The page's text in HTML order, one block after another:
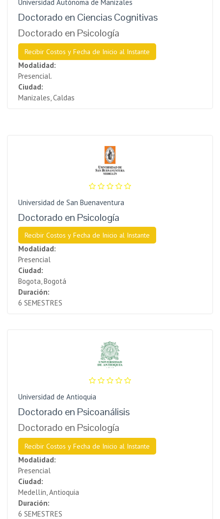
Universidad Autónoma de Manizales
Doctorado en Ciencias Cognitivas
Doctorado en Psicología
Recibir Costos y Fecha de Inicio al Instante
Modalidad:
Presencial.
Ciudad:
Manizales, Caldas
Universidad de San Buenaventura
Doctorado en Psicología
Recibir Costos y Fecha de Inicio al Instante
Modalidad:
Presencial
Ciudad:
Bogota, Bogotá
Duración:
6 SEMESTRES
Universidad de Antioquia
Doctorado en Psicoanálisis
Doctorado en Psicología
Recibir Costos y Fecha de Inicio al Instante
Modalidad:
Presencial
Ciudad:
Medellín, Antioquia
Duración:
6 SEMESTRES